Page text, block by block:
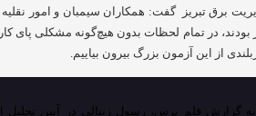
برق تبریز گفت: همکاران سیمبان و امور
بودند، در تمام لحظات بدون هیچ‌گونه مشکلی پای
از این آزمون بزرگ بیرون بیاییم.
به گزارش قلم پرس، رسول زینالی در آیین تجلیل از